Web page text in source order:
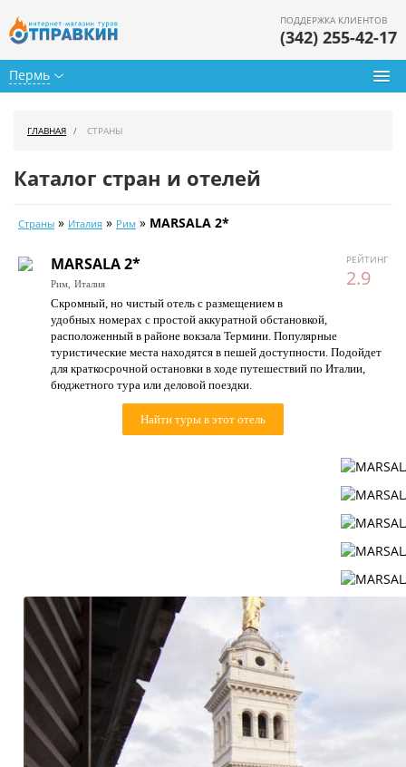
Пермь
ПОДДЕРЖКА КЛИЕНТОВ
(342) 255-42-17
Календарь туров
Цены дня
Страны
Как купить
О нас
ГЛАВНАЯ СТРАНЫ
Каталог стран и отелей
Страны » Италия » Рим » MARSALA 2*
РЕЙТИНГ
2.9
MARSALA 2*
Рим, Италия
Скромный, но чистый отель с размещением в
удобных номерах с простой аккуратной обстановкой,
расположенный в районе вокзала Термини. Популярные
туристические места находятся в пешей доступности. Подойдет
для краткосрочной остановки в ходе путешествий по Италии,
бюджетного тура или деловой поездки.
Найти туры в этот отель